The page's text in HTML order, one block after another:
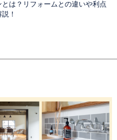
とは？リフォームとの違いや利点
！